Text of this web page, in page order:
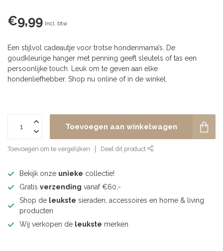
€9,99 Incl. btw
Een stijlvol cadeautje voor trotse hondenmama’s. De
goudkleurige hanger met penning geeft sleutels of tas een
persoonlijke touch. Leuk om te geven aan elke
hondenliefhebber. Shop nu online of in de winkel.
Toevoegen aan winkelwagen
Toevoegen om te vergelijken Deel dit product
Bekijk onze unieke collectie!
Gratis verzending vanaf €60,-
Shop de leukste sieraden, accessoires en home & living
producten
Wij verkopen de leukste merken